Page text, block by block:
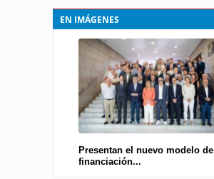
EN IMÁGENES
Presentan el nuevo modelo de
financiación...